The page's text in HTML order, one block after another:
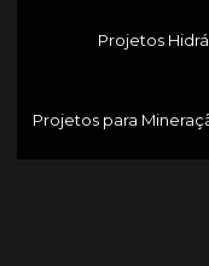
Projetos
Projetos para